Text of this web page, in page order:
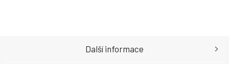
Další informace